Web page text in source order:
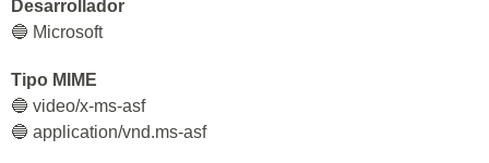
Desarrollador
🔵 Microsoft
Tipo MIME
🔵 video/x-ms-asf
🔵 application/vnd.ms-asf